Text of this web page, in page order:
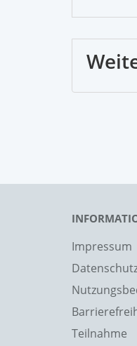
Impressum
Teilnahme